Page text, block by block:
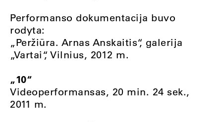
Performanso dokumentacija buvo
rodyta:
„Peržiūra. Arnas Anskaitis“, galerija
„Vartai“, Vilnius, 2012 m.
„10“
Videoperformansas, 20 min. 24 sek.,
2011 m.